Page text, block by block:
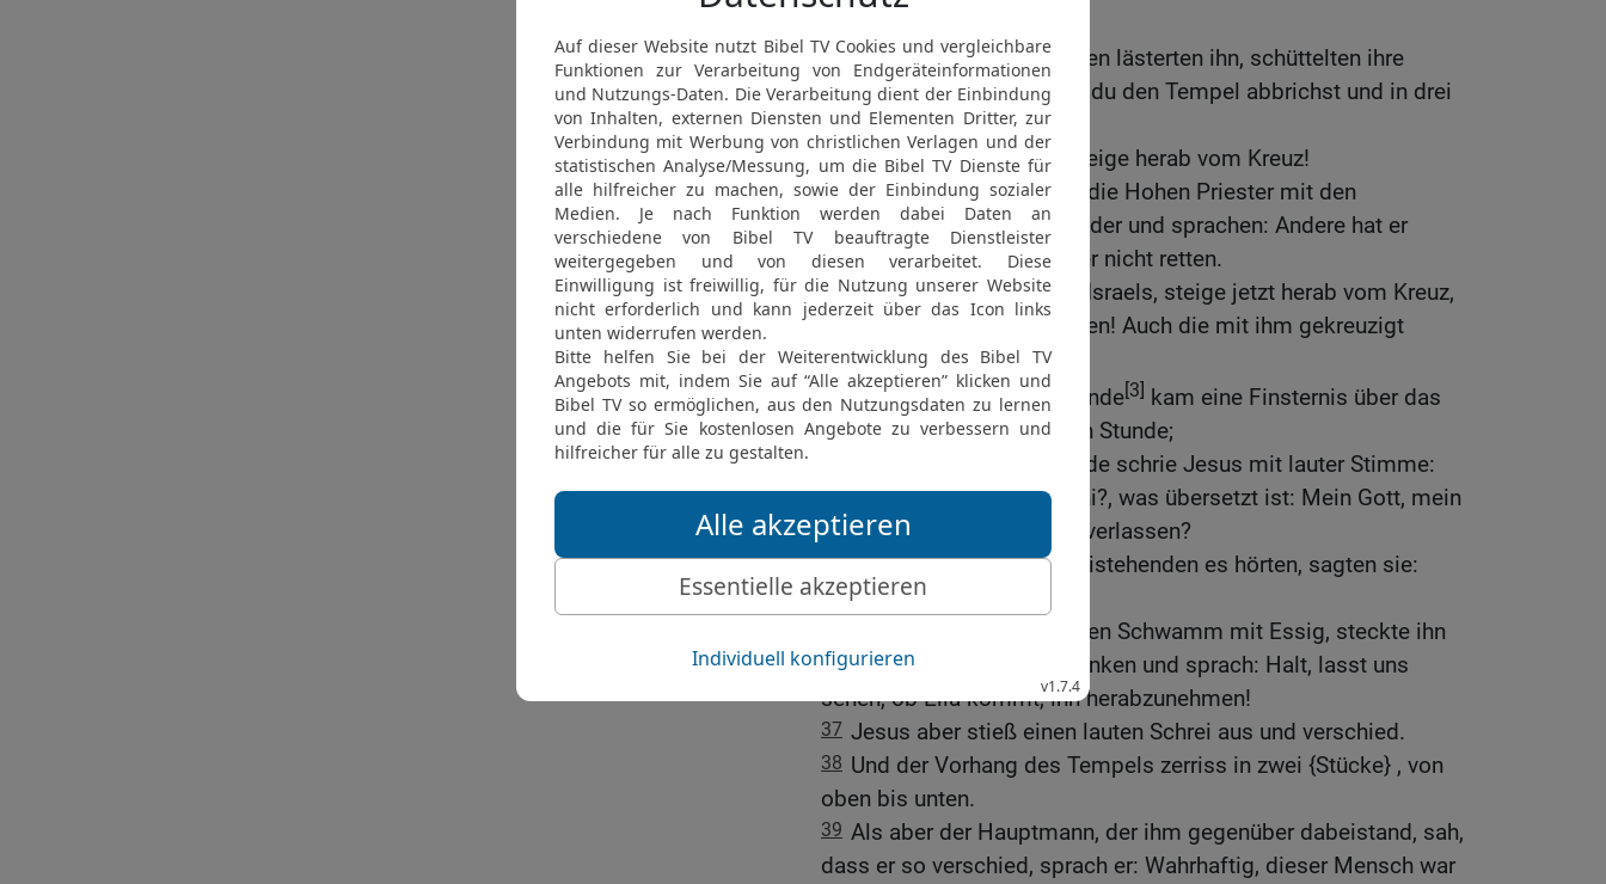
29 Und die Vorübergehenden lästerten ihn, schüttelten ihre
Köpfe und sagten: Ha! Der du den Tempel abbrichst und in drei
Tagen aufbaust,
30 rette dich selbst, und steige herab vom Kreuz!
31 Ebenso spotteten auch die Hohen Priester mit den
Schriftgelehrten untereinander und sprachen: Andere hat er
gerettet, sich selbst kann er nicht retten.
32 Der Christus, der König Israels, steige jetzt herab vom Kreuz,
damit wir sehen und glauben! Auch die mit ihm gekreuzigt
waren, schmähten ihn.
33 Und in der sechsten Stunde[3] kam eine Finsternis über das
ganze Land bis zur neunten Stunde;
und in der neunten Stunde schrie Jesus mit lauter Stimme:
Eloí, Eloí, lemá sabachtháni?, was übersetzt ist: Mein Gott, mein
Gott, warum hast du mich verlassen?
35 Und als einige der Dabeistehenden es hörten, sagten sie:
Siehe, er ruft Elia.
Einer aber lief, füllte einen Schwamm mit Essig, steckte ihn
auf ein Rohr, gab ihm zu trinken und sprach: Halt, lasst uns
sehen, ob Elia kommt, ihn herabzunehmen!
37 Jesus aber stieß einen lauten Schrei aus und verschied.
38 Und der Vorhang des Tempels zerriss in zwei {Stücke} , von
oben bis unten.
39 Als aber der Hauptmann, der ihm gegenüber dabeistand, sah,
dass er so verschied, sprach er: Wahrhaftig, dieser Mensch war